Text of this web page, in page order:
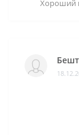
Хороший